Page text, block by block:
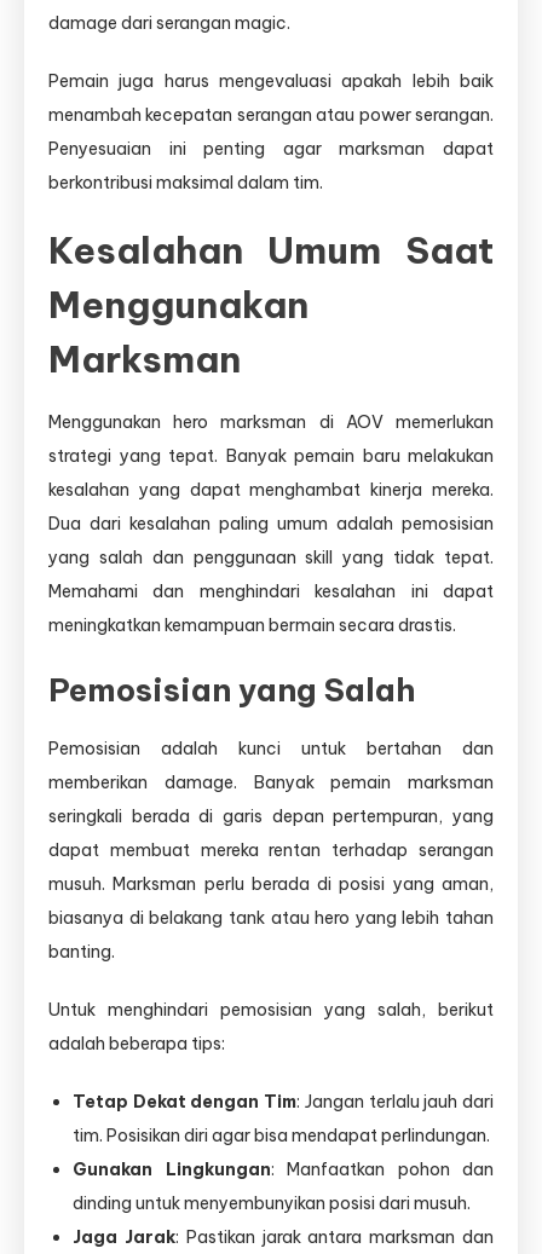
damage dari serangan magic.
Pemain juga harus mengevaluasi apakah lebih baik
menambah kecepatan serangan atau power serangan.
Penyesuaian ini penting agar marksman dapat
berkontribusi maksimal dalam tim.
Kesalahan Umum Saat
Menggunakan
Marksman
Menggunakan hero marksman di AOV memerlukan
strategi yang tepat. Banyak pemain baru melakukan
kesalahan yang dapat menghambat kinerja mereka.
Dua dari kesalahan paling umum adalah pemosisian
yang salah dan penggunaan skill yang tidak tepat.
Memahami dan menghindari kesalahan ini dapat
meningkatkan kemampuan bermain secara drastis.
Pemosisian yang Salah
Pemosisian adalah kunci untuk bertahan dan
memberikan damage. Banyak pemain marksman
seringkali berada di garis depan pertempuran, yang
dapat membuat mereka rentan terhadap serangan
musuh. Marksman perlu berada di posisi yang aman,
biasanya di belakang tank atau hero yang lebih tahan
banting.
Untuk menghindari pemosisian yang salah, berikut
adalah beberapa tips:
Tetap Dekat dengan Tim: Jangan terlalu jauh dari
tim. Posisikan diri agar bisa mendapat perlindungan.
Gunakan Lingkungan: Manfaatkan pohon dan
dinding untuk menyembunyikan posisi dari musuh.
Jaga Jarak: Pastikan jarak antara marksman dan